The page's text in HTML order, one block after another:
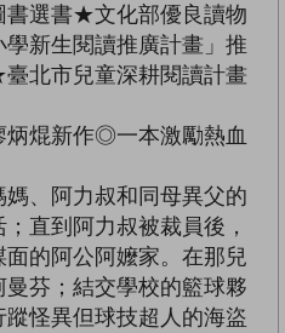
書選書★文化部優良讀物
新生閱讀推廣計畫」推
北市兒童深耕閱讀計畫
焜新作◎一本激勵熱血
、阿力叔和同母異父的
直到阿力叔被裁員後，
的阿公阿嬤家。在那兒
芬；結交學校的籃球夥
怪異但球技超人的海盜